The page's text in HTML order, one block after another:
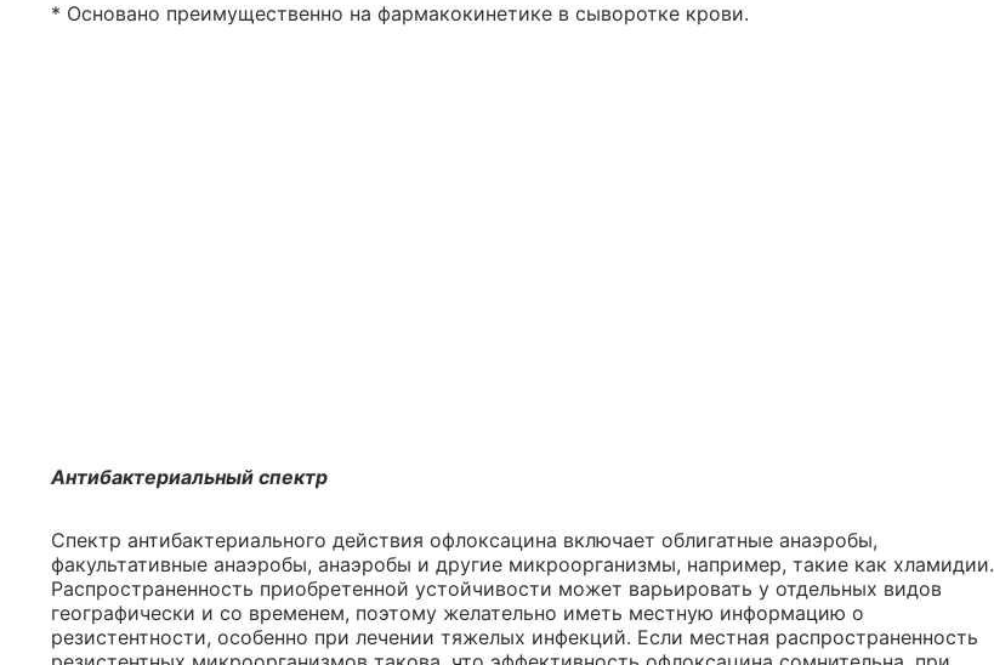
* Основано преимущественно на фармакокинетике в сыворотке крови.
Антибактериальный спектр
Спектр антибактериального действия офлоксацина включает облигатные анаэробы,
факультативные анаэробы, анаэробы и другие микроорганизмы, например, такие как хламидии.
Распространенность приобретенной устойчивости может варьировать у отдельных видов
географически и со временем, поэтому желательно иметь местную информацию о
резистентности, особенно при лечении тяжелых инфекций. Если местная распространенность